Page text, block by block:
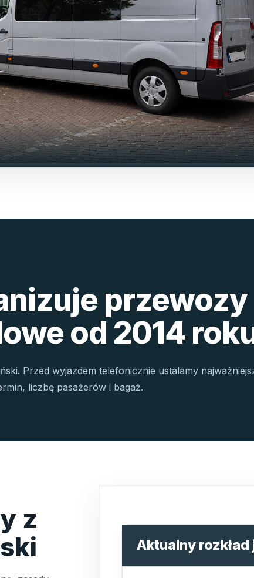
przewozy
od 2014
Przed wyjazdem telefonicznie ustalamy
liczbę pasażerów i bagaż.
z
Aktualny